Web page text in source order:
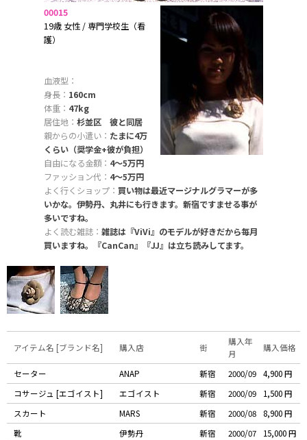
00015
19歳 女性 / 専門学校生（看
護）
血液型：
身長： 160cm
体重： 47kg
居住地： 杉並区 彼と同居
親からの小遣い： たまに4万
くらい（奨学金+彼が負担）
自由になる金額： 4〜5万円
ファッション代： 4〜5万円
よく行くショップ： 買い物は最近マージナルグラマーが多
いかな。伊勢丹、丸井にも行きます。新宿ですませる事が
多いですね。
よく読む雑誌： 雑誌は『ViVi』のモデルが好きだから毎月
買いますね。『CanCan』『JJ』は立ち読みしてます。
アイテム名 [ブランド名] 購入店 街
購入年
月
購入価格
セーター ANAP 新宿 2000/09
4,900 円
コサージュ [エゴイスト]
エゴイスト 新宿 2000/09
1,500 円
スカート
MARS 新宿 2000/08
8,900 円
靴
伊勢丹 新宿 2000/07
15,000 円